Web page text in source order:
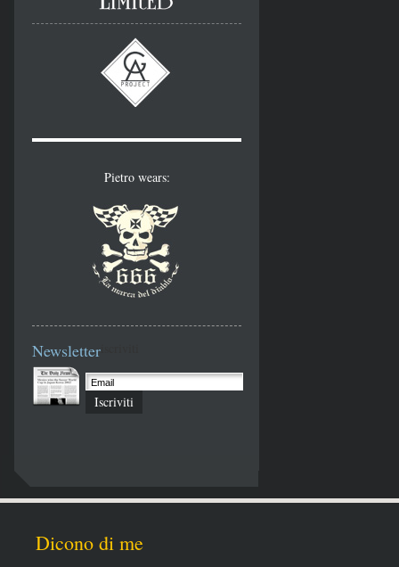
Pietro wears:
Newsletter
Iscriviti
Dicono di me